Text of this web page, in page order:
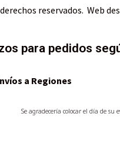
reservados. Web
para pedidos
a Regiones
Se agradecería colocar el día de su